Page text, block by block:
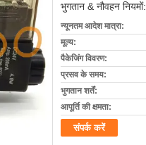
भुगतान & नौवहन नियमों:
न्यूनतम आदेश मात्रा:
मूल्य:
पैकेजिंग विवरण:
प्रसव के समय:
भुगतान शर्तें:
आपूर्ति की क्षमता:
संपर्क करें